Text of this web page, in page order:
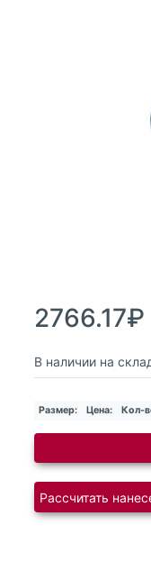
2766.17₽
В наличии на
Размер: Цена: Кол-
Рассчитать